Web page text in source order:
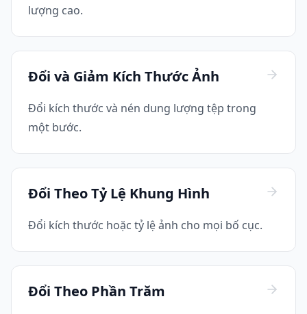
lượng cao.
Đổi và Giảm Kích Thước Ảnh
Đổi kích thước và nén dung lượng tệp trong
một bước.
Đổi Theo Tỷ Lệ Khung Hình
Đổi kích thước hoặc tỷ lệ ảnh cho mọi bố cục.
Đổi Theo Phần Trăm